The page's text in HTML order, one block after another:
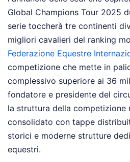
Global Champions Tour 2025
serie toccherà tre continenti
migliori cavalieri del ranking
Federazione Equestre
competizione che mette in
complessivo superiore ai 36
fondatore e presidente del
la struttura della competizione
consolidato con tappe
storici e moderne strutture
equestri.